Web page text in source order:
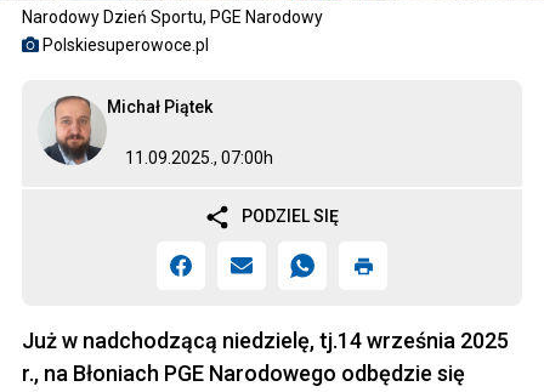
Narodowy Dzień Sportu, PGE Narodowy
Polskiesuperowoce.pl
11.09.2025., 07:00h
Michał Piątek
PODZIEL SIĘ
Już w nadchodzącą niedzielę, tj.14 września 2025
r., na Błoniach PGE Narodowego odbędzie się